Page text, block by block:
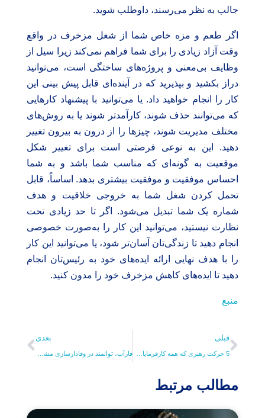
جالب به نظر می‌رسند، داوطلب شوید.
اگر طعم و مزه خاص شما از شغل مزخرف در واقع
وقت آزاد زیادی را برای شما فراهم نمی‌کند زیرا سیل از
وظایف بی‌معنی و پروژه‌های ساختگی است، می‌توانید
دراز بکشید و بپذیرید که در آینده‌ای قابل پیش بینی این
کار را انجام خواهید داد. یا می‌توانید با پیشنهاد کارهایی
که می‌توانند حذف شوند، کارآمدتر شوند یا به روش‌های
مختلف مدیریت شوند، چیزها را از درون به بیرون تغییر
دهید. این به نوعی فرصتی است برای تغییر شکل
موقعیت به گونه‌ای که مناسب شما باشد و به شما
احساس موفقیت و موفقیت بیشتری بدهد. اساساً، قابل
تحمل کردن شغل شما به خروجی خلاقیت و هدف
شماره یک شما تبدیل می‌شود. اگر تا حد زیادی تحت
نظارت نیستید، می‌توانید این کار را به‌صورت خصوصی
انجام دهید تا زندگی‌تان آسان‌تر شود، یا می‌توانید این کار
را با هدف نهایی ارائه ایده‌های خود به رئیس‌تان انجام
دهید تا ایده‌های کاهش مزخرف خود را مدون کنید.
منبع
قبلی بعدی
مطالب مرتبط